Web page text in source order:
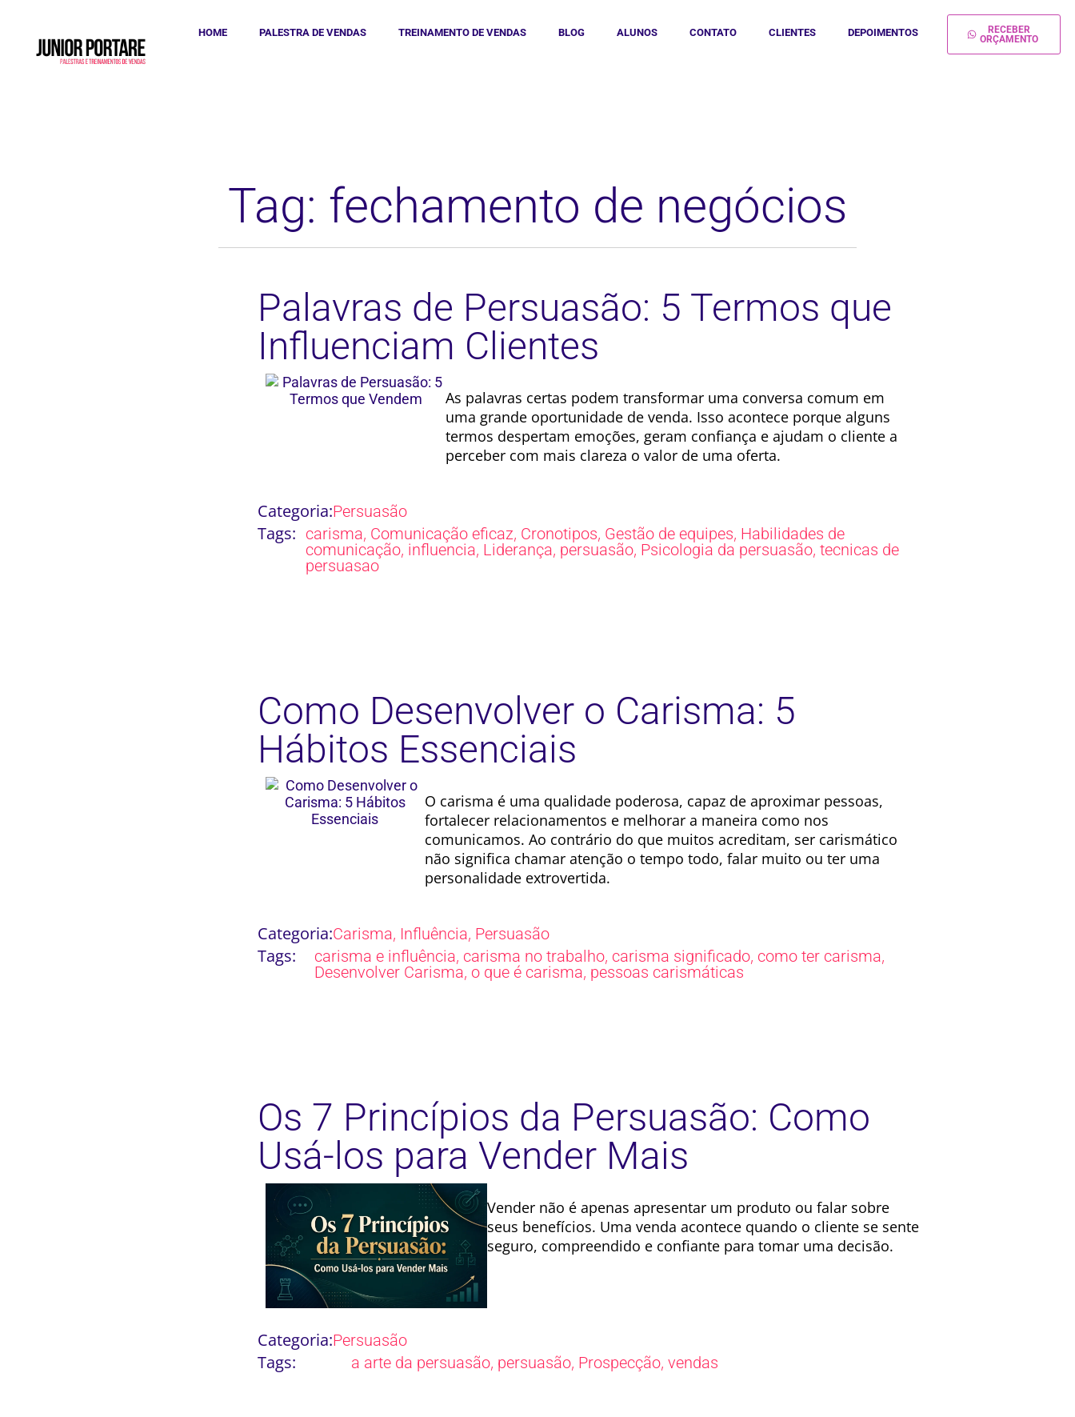
HOME PALESTRA DE VENDAS TREINAMENTO DE VENDAS BLOG ALUNOS CONTATO CLIENTES DEPOIMENTOS
RECEBER
ORÇAMENTO
Tag: fechamento de negócios
Palavras de Persuasão: 5 Termos que
Influenciam Clientes
As palavras certas podem transformar uma conversa comum em
uma grande oportunidade de venda. Isso acontece porque alguns
termos despertam emoções, geram confiança e ajudam o cliente a
perceber com mais clareza o valor de uma oferta.
Categoria:Persuasão
Tags: carisma, Comunicação eficaz, Cronotipos, Gestão de equipes, Habilidades de
comunicação, influencia, Liderança, persuasão, Psicologia da persuasão, tecnicas de
persuasao
Como Desenvolver o Carisma: 5
Hábitos Essenciais
O carisma é uma qualidade poderosa, capaz de aproximar pessoas,
fortalecer relacionamentos e melhorar a maneira como nos
comunicamos. Ao contrário do que muitos acreditam, ser carismático
não significa chamar atenção o tempo todo, falar muito ou ter uma
personalidade extrovertida.
Categoria:Carisma, Influência, Persuasão
Tags: carisma e influência, carisma no trabalho, carisma significado, como ter carisma,
Desenvolver Carisma, o que é carisma, pessoas carismáticas
Os 7 Princípios da Persuasão: Como
Usá-los para Vender Mais
Vender não é apenas apresentar um produto ou falar sobre
seus benefícios. Uma venda acontece quando o cliente se sente
seguro, compreendido e confiante para tomar uma decisão.
Categoria:Persuasão
Tags: a arte da persuasão, persuasão, Prospecção,vendas